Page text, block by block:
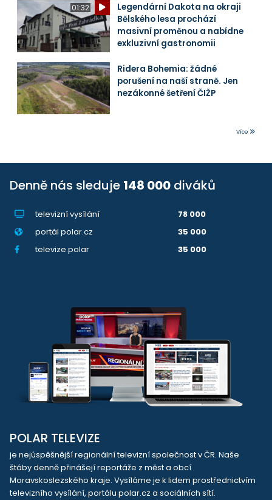
01:32
Legendární Dakota na okraji
Bělského lesa prochází
masivní proměnou a nabídne
exkluzivní gastronomii
Ridera Bohemia: žádné
porušení na naší straně. Jen
nezákonné šetření ČIŽP
Více
Denně nás sleduje 148 000 diváků
televizní vysílání
78 000
portál polar.cz
35 000
televize.polar
35 000
POLAR TELEVIZE
je nejúspěšnější regionální televizní společnost v ČR. Naše
štáby denně přinášejí reportáže z měst a obcí
Moravskoslezského kraje. Vysíláme je k lidem prostřednictvím
televizního vysílání, portálu polar.cz a sociálních sítí.